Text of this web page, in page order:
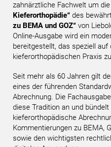
zahnärztliche Fachwelt um
Kieferorthopädie“ des
zu BEMA und GOZ“ von
Online-Ausgabe wird ein
bereitgestellt, das speziell auf
kieferorthopädischen Praxis
Seit mehr als 60 Jahren gilt
eines der führenden
Abrechnung. Die
diese Tradition an und
kieferorthopädische
Kommentierungen zu BEMA,
sowie den wichtigsten